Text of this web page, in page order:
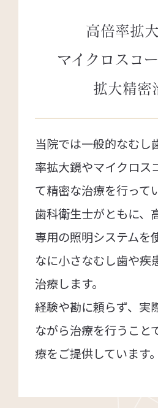
高倍率拡
マイクロスコ
拡大精密
当院では一般的なむし
率拡大鏡やマイクロス
て精密な治療を行って
歯科衛生士がともに、
専用の照明システムを
なに小さなむし歯や疾
治療します。
経験や勘に頼らず、実
ながら治療を行うこと
療をご提供しています。